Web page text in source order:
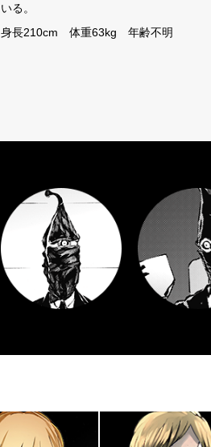
いる。
身長210cm 体重63kg 年齢不明